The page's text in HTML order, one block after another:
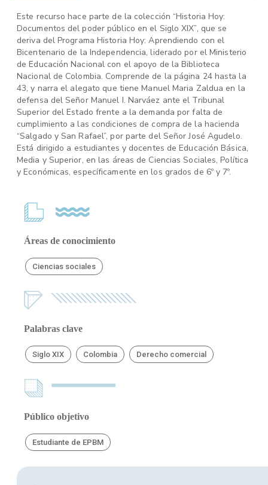
Este recurso hace parte de la colección “Historia Hoy:
Documentos del poder público en el Siglo XIX”, que se
deriva del Programa Historia Hoy: Aprendiendo con el
Bicentenario de la Independencia, liderado por el Ministerio
de Educación Nacional con el apoyo de la Biblioteca
Nacional de Colombia. Comprende de la página 24 hasta la
43, y narra el alegato que tiene Manuel Maria Zaldua en la
defensa del Señor Manuel I. Narváez ante el Tribunal
Superior del Estado frente a la demanda por falta de
cumplimiento a las condiciones de compra de la hacienda
“Salgado y San Rafael”, por parte del Señor José Agudelo.
Está dirigido a estudiantes y docentes de Educación Básica,
Media y Superior, en las áreas de Ciencias Sociales, Política
y Económicas, específicamente en los grados de 6º y 7º.
Áreas de conocimiento
Ciencias sociales
Palabras clave
Siglo XIX Colombia Derecho comercial
Público objetivo
Estudiante de EPBM